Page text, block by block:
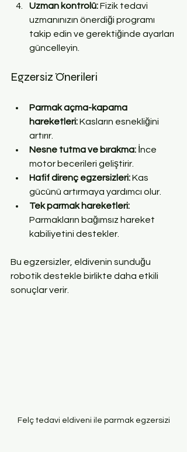
Uzman kontrolü: Fizik tedavi
uzmanınızın önerdiği programı
takip edin ve gerektiğinde ayarları
güncelleyin.
Egzersiz Önerileri
Parmak açma-kapama
hareketleri: Kasların esnekliğini
artırır.
Nesne tutma ve bırakma: İnce
motor becerileri geliştirir.
Hafif direnç egzersizleri: Kas
gücünü artırmaya yardımcı olur.
Tek parmak hareketleri:
Parmakların bağımsız hareket
kabiliyetini destekler.
Bu egzersizler, eldivenin sunduğu
robotik destekle birlikte daha etkili
sonuçlar verir.
Felç tedavi eldiveni ile parmak egzersizi